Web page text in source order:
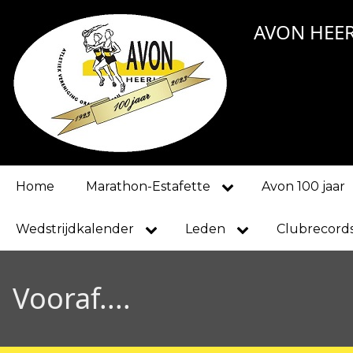
naar
de
inhoud
gaan
AVON
Main
navigation
Home Marathon-Estafette Avon 100 jaar
Wedstrijdkalender Leden
Vooraf....